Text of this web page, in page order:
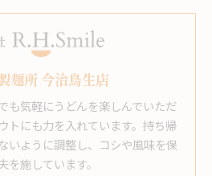
麺所 今治鳥生店
も気軽にうどんを楽しんでいただ
トにも力を入れています。持ち帰
いように調整し、コシや風味を保
施しています。